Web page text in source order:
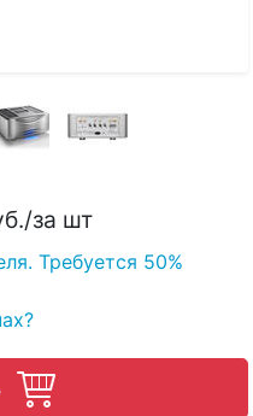
/за шт
Требуется 50%